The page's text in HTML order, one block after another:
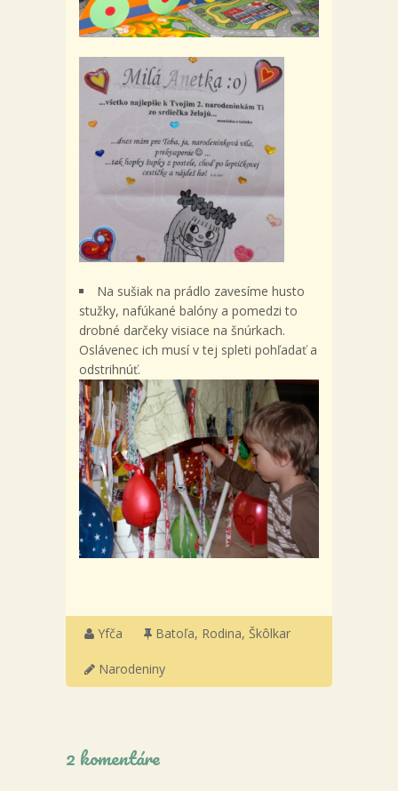
Na sušiak na prádlo zavesíme husto
stužky, nafúkané balóny a pomedzi to
drobné darčeky visiace na šnúrkach.
Oslávenec ich musí v tej spleti pohľadať a
odstrihnúť.
Yfča Batoľa, Rodina, Škôlkar
Narodeniny
2 komentáre